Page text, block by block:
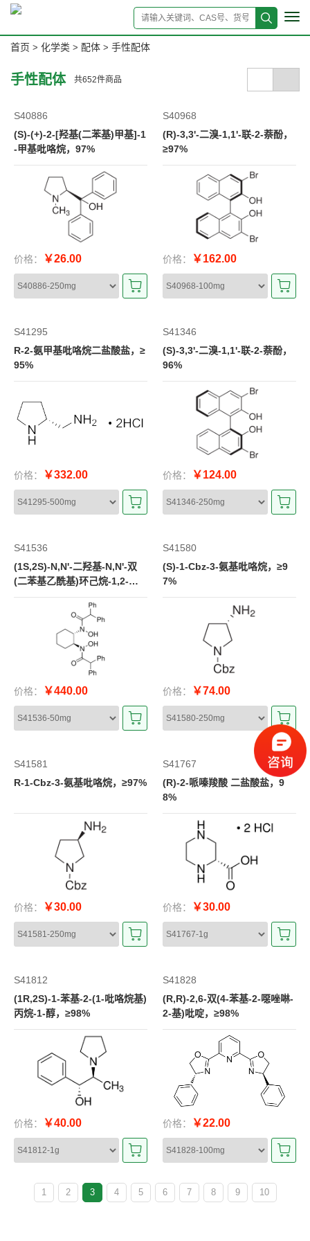
首页 > 化学类 > 配体 > 手性配体
手性配体 共652件商品
S40886
(S)-(+)-2-[羟基(二苯基)甲基]-1
-甲基吡咯烷，97%
价格： ￥26.00
S40968
(R)-3,3'-二溴-1,1'-联-2-萘酚，
≥97%
价格： ￥162.00
S41295
R-2-氨甲基吡咯烷二盐酸盐，≥
95%
价格： ￥332.00
S41346
(S)-3,3'-二溴-1,1'-联-2-萘酚，
96%
价格： ￥124.00
S41536
(1S,2S)-N,N'-二羟基-N,N'-双
(二苯基乙酰基)环己烷-1,2-二
胺，≥97%
价格： ￥440.00
S41580
(S)-1-Cbz-3-氨基吡咯烷，≥9
7%
价格： ￥74.00
S41581
R-1-Cbz-3-氨基吡咯烷，≥97%
价格： ￥30.00
S41767
(R)-2-哌嗪羧酸 二盐酸盐，9
8%
价格： ￥30.00
S41812
(1R,2S)-1-苯基-2-(1-吡咯烷基)
丙烷-1-醇，≥98%
价格： ￥40.00
S41828
(R,R)-2,6-双(4-苯基-2-噁唑啉-
2-基)吡啶，≥98%
价格： ￥22.00
1 2 3 4 5 6 7 8 9 10